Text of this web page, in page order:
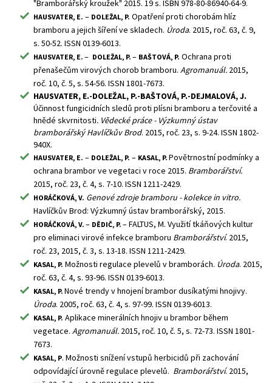
"Bramborářský kroužek" 2015. 19 s. ISBN 978-80-86940-64-9.
HAUSVATER, E. – DOLEŽAL, P. Opatření proti chorobám hlíz
bramboru a jejich šíření ve skladech. Úroda. 2015, roč. 63, č. 9,
s. 50-52. ISSN 0139-6013.
HAUSVATER, E. – DOLEŽAL, P. – BAŠTOVÁ, P. Ochrana proti
přenašečům virových chorob bramboru. Agromanuál. 2015,
roč. 10, č. 5, s. 54-56. ISSN 1801-7673.
HAUSVATER, E.-DOLEŽAL, P.-BAŠTOVÁ, P.-DEJMALOVÁ, J.
Účinnost fungicidních sledů proti plísni bramboru a terčovité a
hnědé skvrnitosti. Vědecké práce - Výzkumný ústav
bramborářský Havlíčkův Brod. 2015, roč. 23, s. 9-24. ISSN 1802-
940X.
HAUSVATER, E. – DOLEŽAL, P. – KASAL, P. Povětrnostní podmínky a
ochrana brambor ve vegetaci v roce 2015. Bramborářství.
2015, roč. 23, č. 4, s. 7-10. ISSN 1211-2429.
HORÁČKOVÁ, V. Genové zdroje bramboru - kolekce in vitro.
Havlíčkův Brod: Výzkumný ústav bramborářský, 2015.
HORÁČKOVÁ, V. – DĚDIČ, P. – FALTUS, M. Využití tkáňových kultur
pro eliminaci virové infekce bramboru Bramborářství. 2015,
roč. 23, 2015, č. 3, s. 13-18. ISSN 1211-2429.
KASAL, P. Možnosti regulace plevelů v bramborách. Úroda. 2015,
roč. 63, č. 4, s. 93-96. ISSN 0139-6013.
KASAL, P. Nové trendy v hnojení brambor dusíkatými hnojivy.
Úroda. 2005, roč. 63, č. 4, s. 97-99. ISSN 0139-6013.
KASAL, P. Aplikace minerálních hnojiv u brambor během
vegetace. Agromanuál. 2015, roč. 10, č. 5, s. 72-73. ISSN 1801-
7673.
KASAL, P. Možnosti snížení vstupů herbicidů při zachování
odpovídající úrovně regulace plevelů. Bramborářství. 2015,